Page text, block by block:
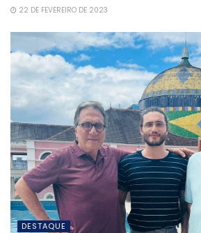
22 DE FEVEREIRO DE 2023
DESTAQUE